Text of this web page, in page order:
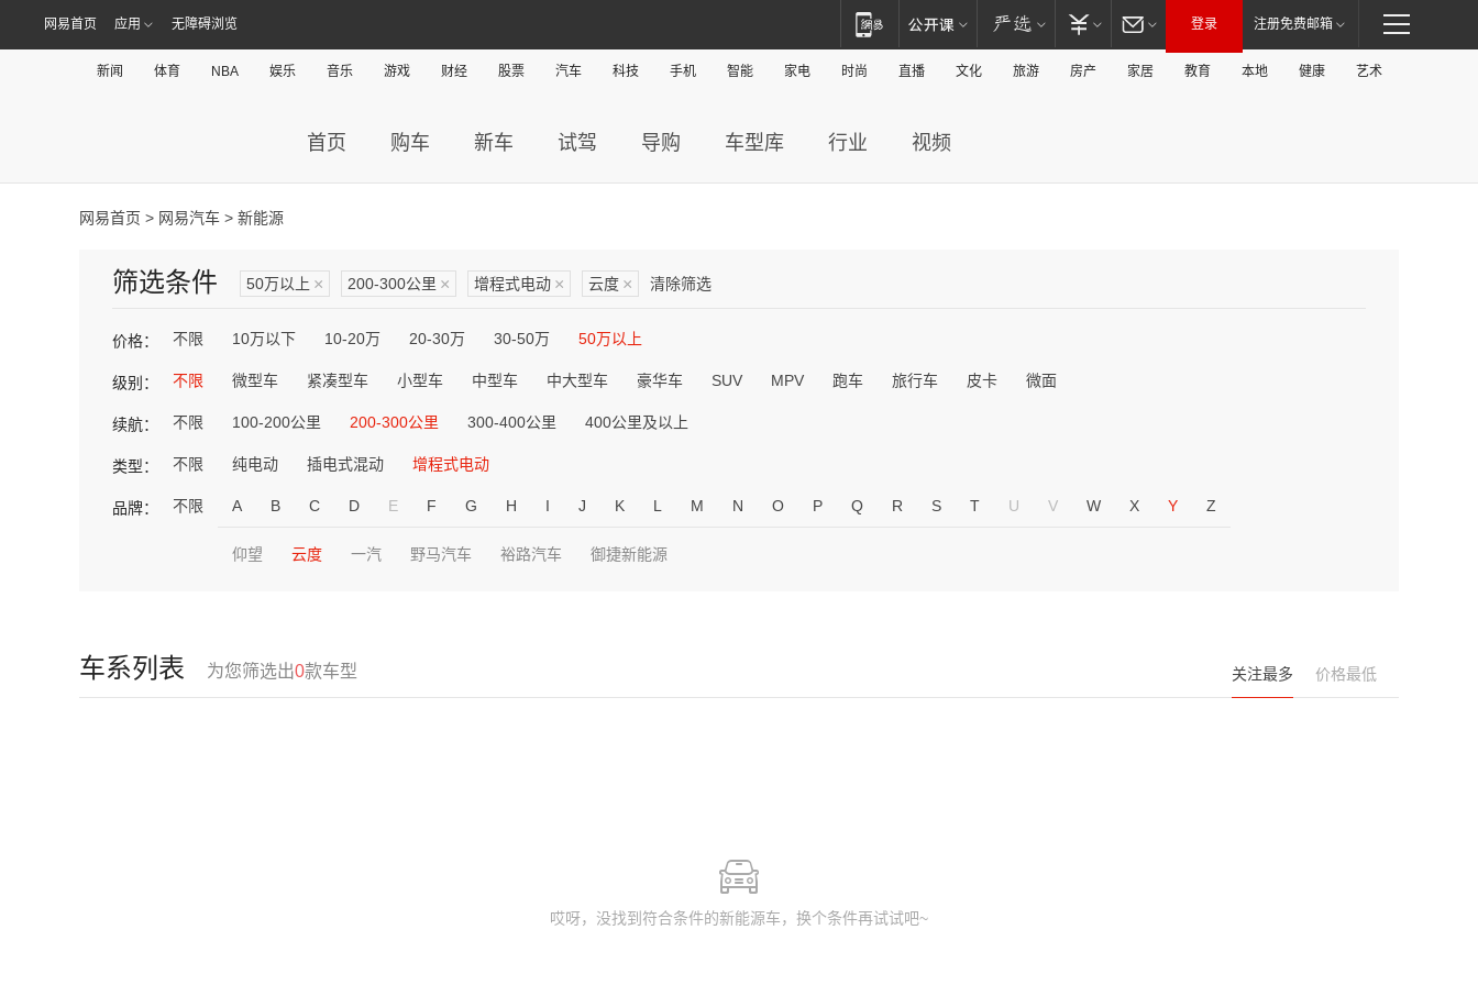
网易首页 应用 无障碍浏览 登录 注册免费邮箱
新闻 体育 NBA 娱乐 音乐 游戏 财经 股票 汽车 科技 手机 智能 家电 时尚 直播 文化 旅游 房产 家居 教育 本地 健康 艺术
首页 购车 新车 试驾 导购 车型库 行业 视频
网易首页 > 网易汽车 > 新能源
筛选条件 50万以上 × 200-300公里 × 增程式电动 × 云度 × 清除筛选
价格： 不限 10万以下 10-20万 20-30万 30-50万 50万以上
级别： 不限 微型车 紧凑型车 小型车 中型车 中大型车 豪华车 SUV MPV 跑车 旅行车 皮卡 微面
续航： 不限 100-200公里 200-300公里 300-400公里 400公里及以上
类型： 不限 纯电动 插电式混动 增程式电动
品牌： 不限 A B C D E F G H I J K L M N O P Q R S T U V W X Y Z
仰望 云度 一汽 野马汽车 裕路汽车 御捷新能源
车系列表 为您筛选出0款车型 关注最多 价格最低
哎呀，没找到符合条件的新能源车，换个条件再试试吧~